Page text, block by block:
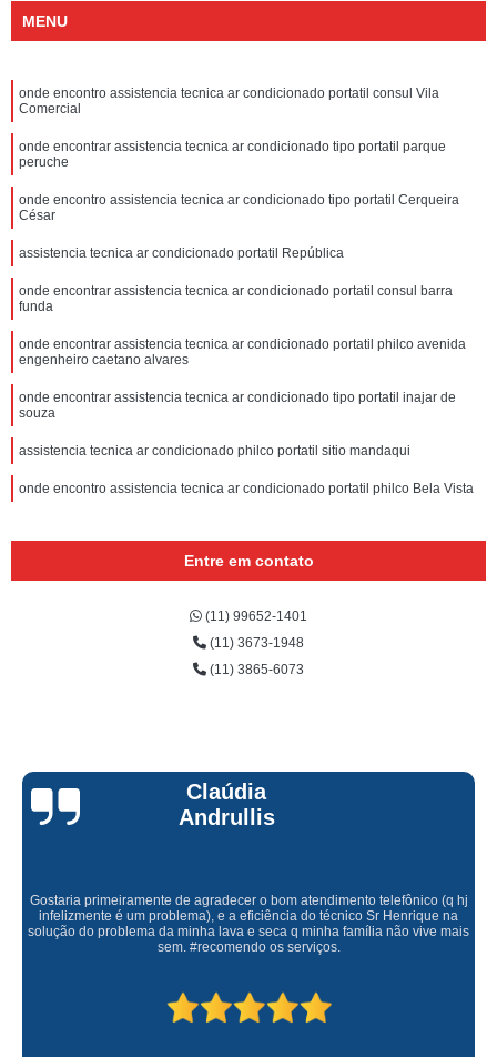
MENU
onde encontro assistencia tecnica ar condicionado portatil consul Vila
Comercial
onde encontrar assistencia tecnica ar condicionado tipo portatil parque
peruche
onde encontro assistencia tecnica ar condicionado tipo portatil Cerqueira
César
assistencia tecnica ar condicionado portatil República
onde encontrar assistencia tecnica ar condicionado portatil consul barra
funda
onde encontrar assistencia tecnica ar condicionado portatil philco avenida
engenheiro caetano alvares
onde encontrar assistencia tecnica ar condicionado tipo portatil inajar de
souza
assistencia tecnica ar condicionado philco portatil sitio mandaqui
onde encontro assistencia tecnica ar condicionado portatil philco Bela Vista
Higienópolis
Entre em contato
(11) 99652-1401
(11) 3673-1948
(11) 3865-6073
Claúdia
Andrullis
Gostaria primeiramente de agradecer o bom atendimento telefônico (q hj
infelizmente é um problema), e a eficiência do técnico Sr Henrique na
solução do problema da minha lava e seca q minha família não vive mais
sem. #recomendo os serviços.